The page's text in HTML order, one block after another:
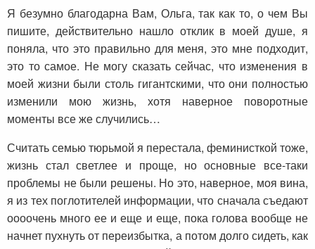
Я безумно благодарна Вам, Ольга, так как то, о чем Вы
пишите, действительно нашло отклик в моей душе, я
поняла, что это правильно для меня, это мне подходит,
это то самое. Не могу сказать сейчас, что изменения в
моей жизни были столь гигантскими, что они полностью
изменили мою жизнь, хотя наверное поворотные
моменты все же случились…
Считать семью тюрьмой я перестала, феминисткой тоже,
жизнь стал светлее и проще, но основные все-таки
проблемы не были решены. Но это, наверное, моя вина,
я из тех поглотителей информации, что сначала съедают
оооочень много ее и еще и еще, пока голова вообще не
начнет пухнуть от переизбытка, а потом долго сидеть, как